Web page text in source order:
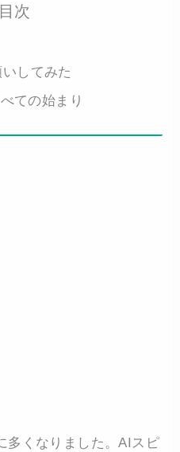
目次
してみた
ての始まり
多くなりました。AIスピ